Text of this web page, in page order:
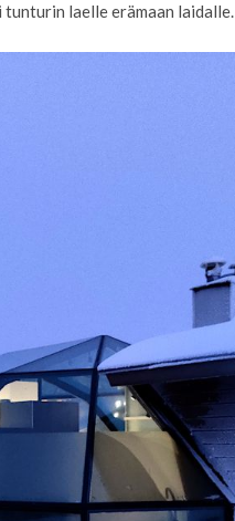
laelle erämaan laidalle.